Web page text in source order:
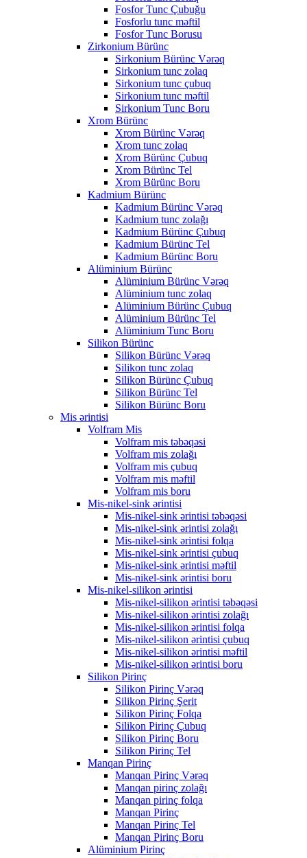
Fosfor Tunc Çubuğu
Fosforlu tunc məftil
Fosfor Tunc Borusu
Zirkonium Bürünc
Sirkonium Bürünc Vərəq
Sirkonium tunc zolaq
Sirkonium tunc çubuq
Sirkonium tunc məftil
Sirkonium Tunc Boru
Xrom Bürünc
Xrom Bürünc Vərəq
Xrom tunc zolaq
Xrom Bürünc Çubuq
Xrom Bürünc Tel
Xrom Bürünc Boru
Kadmium Bürünc
Kadmium Bürünc Vərəq
Kadmium tunc zolağı
Kadmium Bürünc Çubuq
Kadmium Bürünc Tel
Kadmium Bürünc Boru
Alüminium Bürünc
Alüminium Bürünc Vərəq
Alüminium tunc zolaq
Alüminium Bürünc Çubuq
Alüminium Bürünc Tel
Alüminium Tunc Boru
Silikon Bürünc
Silikon Bürünc Vərəq
Silikon tunc zolaq
Silikon Bürünc Çubuq
Silikon Bürünc Tel
Silikon Bürünc Boru
Mis ərintisi
Volfram Mis
Volfram mis təbəqəsi
Volfram mis zolağı
Volfram mis çubuq
Volfram mis məftil
Volfram mis boru
Mis-nikel-sink ərintisi
Mis-nikel-sink ərintisi təbəqəsi
Mis-nikel-sink ərintisi zolağı
Mis-nikel-sink ərintisi folqa
Mis-nikel-sink ərintisi çubuq
Mis-nikel-sink ərintisi məftil
Mis-nikel-sink ərintisi boru
Mis-nikel-silikon ərintisi
Mis-nikel-silikon ərintisi təbəqəsi
Mis-nikel-silikon ərintisi zolağı
Mis-nikel-silikon ərintisi folqa
Mis-nikel-silikon ərintisi çubuq
Mis-nikel-silikon ərintisi məftil
Mis-nikel-silikon ərintisi boru
Silikon Pirinç
Silikon Pirinç Vərəq
Silikon Pirinç Şerit
Silikon Pirinç Folqa
Silikon Pirinç Çubuq
Silikon Pirinç Boru
Silikon Pirinç Tel
Manqan Pirinç
Manqan Pirinç Vərəq
Manqan pirinç zolağı
Manqan pirinç folqa
Manqan Pirinç
Manqan Pirinç Tel
Manqan Pirinç Boru
Alüminium Pirinç